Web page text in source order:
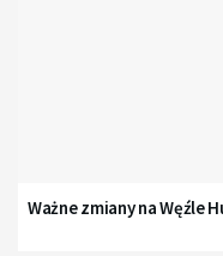
Ważne zmiany na Węźle